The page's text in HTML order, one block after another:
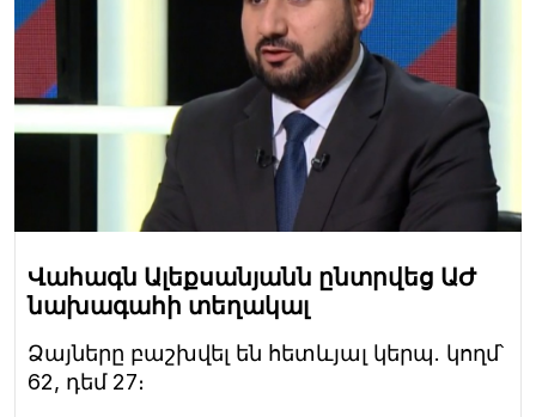
Վահագն Ալեքսանյանն ընտրվեց ԱԺ
նախագահի տեղակալ
Ձայները բաշխվել են հետևյալ կերպ. կողմ՝
62, դեմ 27։